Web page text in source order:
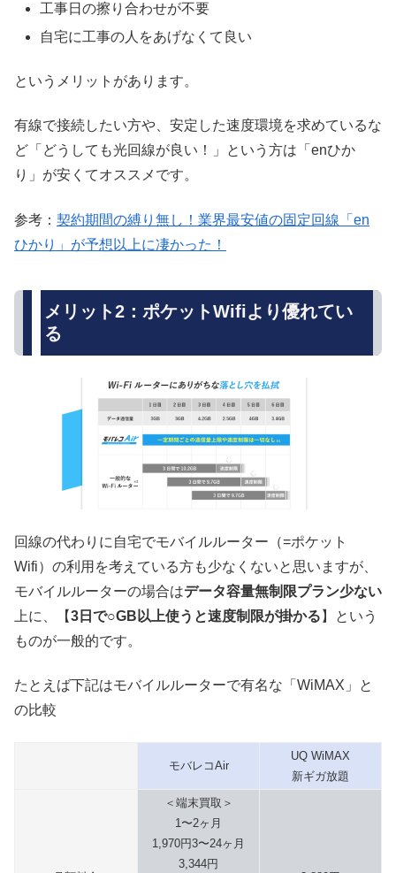
工事日の擦り合わせが不要
自宅に工事の人をあげなくて良い
というメリットがあります。
有線で接続したい方や、安定した速度環境を求めているな
ど「どうしても光回線が良い！」という方は「enひか
り」が安くてオススメです。
参考： 契約期間の縛り無し！業界最安値の固定回線「en
ひかり」が予想以上に凄かった！
メリット2：ポケットWifiより優れてい
る
回線の代わりに自宅でモバイルルーター（=ポケット
Wifi）の利用を考えている方も少なくないと思いますが、
モバイルルーターの場合はデータ容量無制限プラン少ない
上に、【3日で○GB以上使うと速度制限が掛かる 】という
ものが一般的です。
たとえば下記はモバイルルーターで有名な「WiMAX」と
の比較
モバレコAir
UQ WiMAX
新ギガ放題
＜端末買取＞
1〜2ヶ月
1,970円3〜24ヶ月
3,344円